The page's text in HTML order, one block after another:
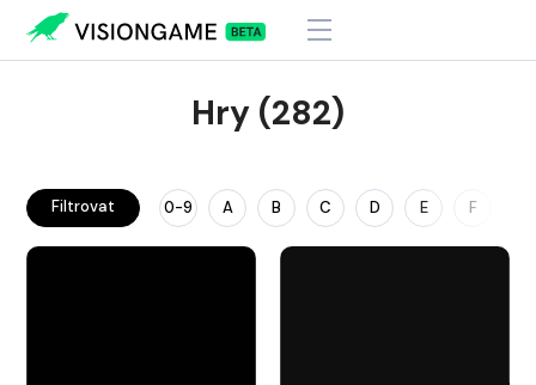
Hry (282)
Filtrovat 0-9 A B C D E F